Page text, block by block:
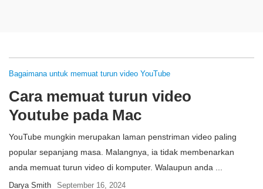
Bagaimana untuk memuat turun video YouTube
Cara memuat turun video
Youtube pada Mac
YouTube mungkin merupakan laman penstriman video paling
popular sepanjang masa. Malangnya, ia tidak membenarkan
anda memuat turun video di komputer. Walaupun anda ...
Darya Smith September 16, 2024